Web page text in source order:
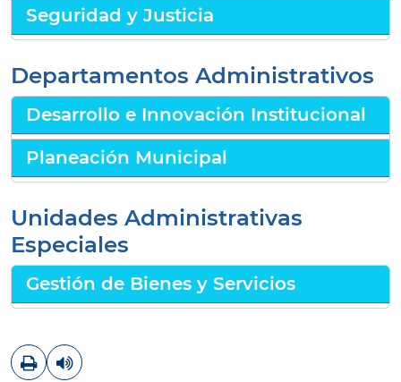
Seguridad y Justicia
Departamentos Administrativos
Desarrollo e Innovación Institucional
Planeación Municipal
Unidades Administrativas
Especiales
Gestión de Bienes y Servicios
ImprimirLeer contenido